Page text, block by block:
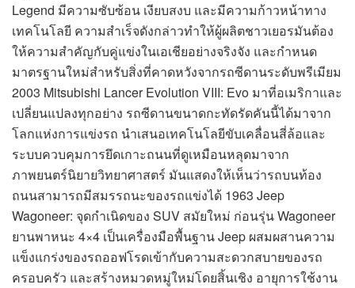
Legend มีความซับซ้อน เงียบสงบ และมีความก้าวหน้าทาง
เทคโนโลยี ความสำเร็จดังกล่าวทำให้ผู้ผลิตชาวเยอรมันต้อง
ให้ความสำคัญกับคู่แข่งในเอเชียอย่างจริงจัง และกำหนด
มาตรฐานใหม่สำหรับสิ่งที่คาดหวังจากรถซีดานระดับพรีเมียม
2003 Mitsubishi Lancer Evolution VIII: Evo มาที่อเมริกาและ
เปลี่ยนแปลงทุกอย่าง รถซีดานขนาดกะทัดรัดคันนี้ได้มาจาก
โลกแห่งการแข่งรถ นำเสนอเทคโนโลยีขับเคลื่อนสี่ล้อและ
ระบบควบคุมการยึดเกาะถนนที่ดูเหมือนหลุดมาจาก
ภาพยนตร์นิยายวิทยาศาสตร์ มันแสดงให้เห็นว่ารถบนท้อง
ถนนสามารถมีสมรรถนะของรถแข่งได้ 1963 Jeep
Wagoneer: จุดกำเนิดของ SUV สมัยใหม่ ก่อนรุ่น Wagoneer
ยานพาหนะ 4×4 เป็นเครื่องมือพื้นฐาน Jeep ผสมผสานความ
แข็งแกร่งของรถออฟโรดเข้ากับความสะดวกสบายของรถ
ครอบครัว และสร้างหมวดหมู่ใหม่โดยสิ้นเชิง อายุการใช้งาน